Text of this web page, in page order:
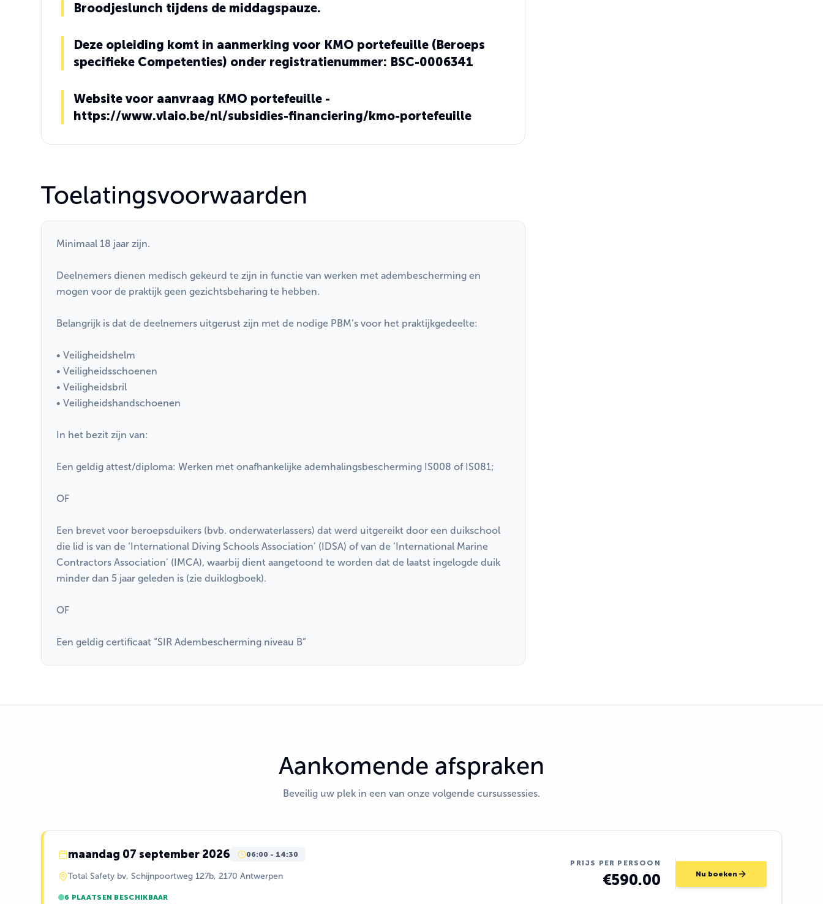
Broodjeslunch tijdens de middagspauze.
Deze opleiding komt in aanmerking voor KMO portefeuille (Beroeps
specifieke Competenties) onder registratienummer: BSC-0006341
Website voor aanvraag KMO portefeuille -
https://www.vlaio.be/nl/subsidies-financiering/kmo-portefeuille
Toelatingsvoorwaarden
Minimaal 18 jaar zijn.
Deelnemers dienen medisch gekeurd te zijn in functie van werken met adembescherming en
mogen voor de praktijk geen gezichtsbeharing te hebben.
Belangrijk is dat de deelnemers uitgerust zijn met de nodige PBM’s voor het praktijkgedeelte:
• Veiligheidshelm
• Veiligheidsschoenen
• Veiligheidsbril
• Veiligheidshandschoenen
In het bezit zijn van:
Een geldig attest/diploma: Werken met onafhankelijke ademhalingsbescherming IS008 of IS081;
OF
Een brevet voor beroepsduikers (bvb. onderwaterlassers) dat werd uitgereikt door een duikschool
die lid is van de ‘International Diving Schools Association’ (IDSA) of van de ‘International Marine
Contractors Association’ (IMCA), waarbij dient aangetoond te worden dat de laatst ingelogde duik
minder dan 5 jaar geleden is (zie duiklogboek).
OF
Een geldig certificaat “SIR Adembescherming niveau B”
Aankomende afspraken
Beveilig uw plek in een van onze volgende cursussessies.
maandag 07 september 2026 06:00 - 14:30
Total Safety bv, Schijnpoortweg 127b, 2170 Antwerpen
6 PLAATSEN BESCHIKBAAR
PRIJS PER PERSOON
€590.00 Nu boeken